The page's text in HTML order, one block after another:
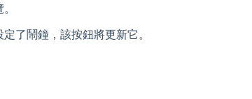
了鬧鐘，該按鈕將更新它。